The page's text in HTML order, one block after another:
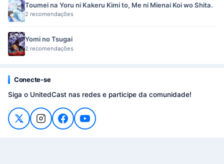
Toumei na Yoru ni Kakeru Kimi to, Me ni Mienai Koi wo Shita.
2 recomendações
Yomi no Tsugai
2 recomendações
Conecte-se
Siga o UnitedCast nas redes e participe da comunidade!